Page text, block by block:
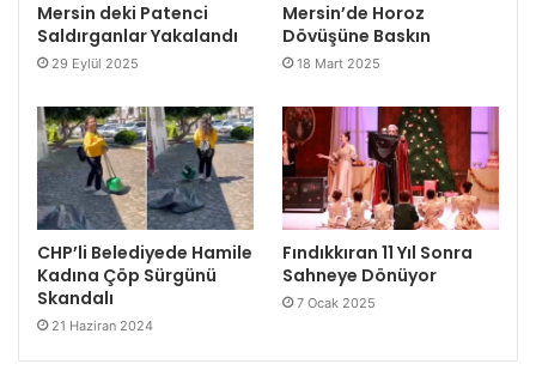
Mersin deki Patenci
Saldırganlar Yakalandı
29 Eylül 2025
Mersin’de Horoz
Dövüşüne Baskın
18 Mart 2025
CHP’li Belediyede Hamile
Kadına Çöp Sürgünü
Skandalı
21 Haziran 2024
Fındıkkıran 11 Yıl Sonra
Sahneye Dönüyor
7 Ocak 2025